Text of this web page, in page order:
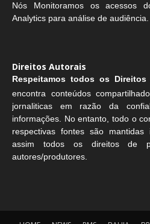
Nós Monitoramos os acessos
Analytics para análise de audiência.
Direitos Autorais
Respeitamos todos os Direitos
encontra conteúdos
jornaliticas em razão da
informações. No entanto, todo o
respectivas fontes são mantidas
assim todos os direitos de
autores/produtores.